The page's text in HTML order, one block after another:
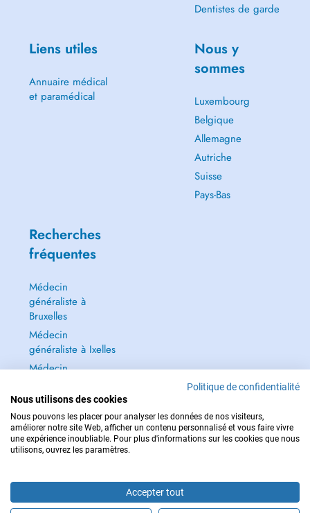
Dentistes de garde
Liens utiles
Annuaire médical
et paramédical
Nous y
sommes
Luxembourg
Belgique
Allemagne
Autriche
Suisse
Pays-Bas
Recherches
fréquentes
Médecin
généraliste à
Bruxelles
Médecin
généraliste à Ixelles
Médecin
Dentiste à Bruxelles
Tout voir →
POUR LES URGENCES, CONSULTEZ : 112
Politique de confidentialité
Nous utilisons des cookies
Nous pouvons les placer pour analyser les données de nos visiteurs,
améliorer notre site Web, afficher un contenu personnalisé et vous faire vivre
une expérience inoubliable. Pour plus d'informations sur les cookies que nous
utilisons, ouvrez les paramètres.
Accepter tout